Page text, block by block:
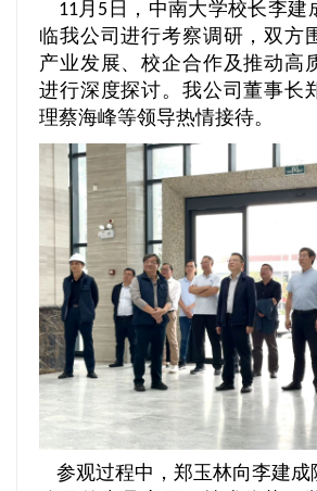
11月5日，中南大学校长李建
临我公司进行考察调研，双方
产业发展、校企合作及推动高
进行深度探讨。我公司董事长
理蔡海峰等领导热情接待。
参观过程中，郑玉林向李建成